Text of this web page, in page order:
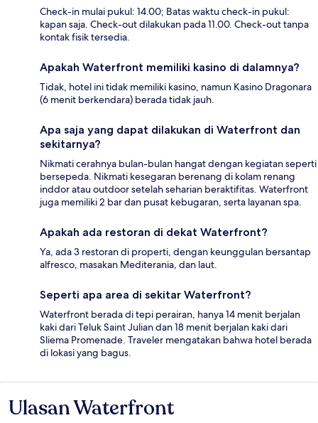
Check-in mulai pukul: 14.00; Batas waktu check-in pukul:
kapan saja. Check-out dilakukan pada 11.00. Check-out tanpa
kontak fisik tersedia.
Apakah Waterfront memiliki kasino di dalamnya?
Tidak, hotel ini tidak memiliki kasino, namun Kasino Dragonara
(6 menit berkendara) berada tidak jauh.
Apa saja yang dapat dilakukan di Waterfront dan
sekitarnya?
Nikmati cerahnya bulan-bulan hangat dengan kegiatan seperti
bersepeda. Nikmati kesegaran berenang di kolam renang
inddor atau outdoor setelah seharian beraktifitas. Waterfront
juga memiliki 2 bar dan pusat kebugaran, serta layanan spa.
Apakah ada restoran di dekat Waterfront?
Ya, ada 3 restoran di properti, dengan keunggulan bersantap
alfresco, masakan Mediterania, dan laut.
Seperti apa area di sekitar Waterfront?
Waterfront berada di tepi perairan, hanya 14 menit berjalan
kaki dari Teluk Saint Julian dan 18 menit berjalan kaki dari
Sliema Promenade. Traveler mengatakan bahwa hotel berada
di lokasi yang bagus.
Ulasan
Ulasan Waterfront